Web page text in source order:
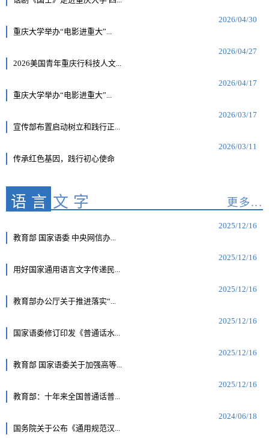
2026/04/30
重庆大学举办“电影进重大”...
2026/04/27
2026美国青年重庆行科技人文...
2026/04/17
重庆大学举办“电影进重大”...
2026/03/17
宣传部布置启动树立和践行正...
2026/03/11
传承红色基因，践行初心使命
语言 文字 更多...
2025/12/16
教育部 国家语委 中央网信办...
2025/12/16
用好国家通用语言文字传递民...
2025/12/16
教育部办公厅关于推进落实“...
2025/12/16
国家语委修订印发《普通话水...
2025/12/16
教育部 国家语委关于加强高等...
2025/12/16
教育部：十年来全国普通话普...
2024/06/18
国务院关于公布《通用规范汉...